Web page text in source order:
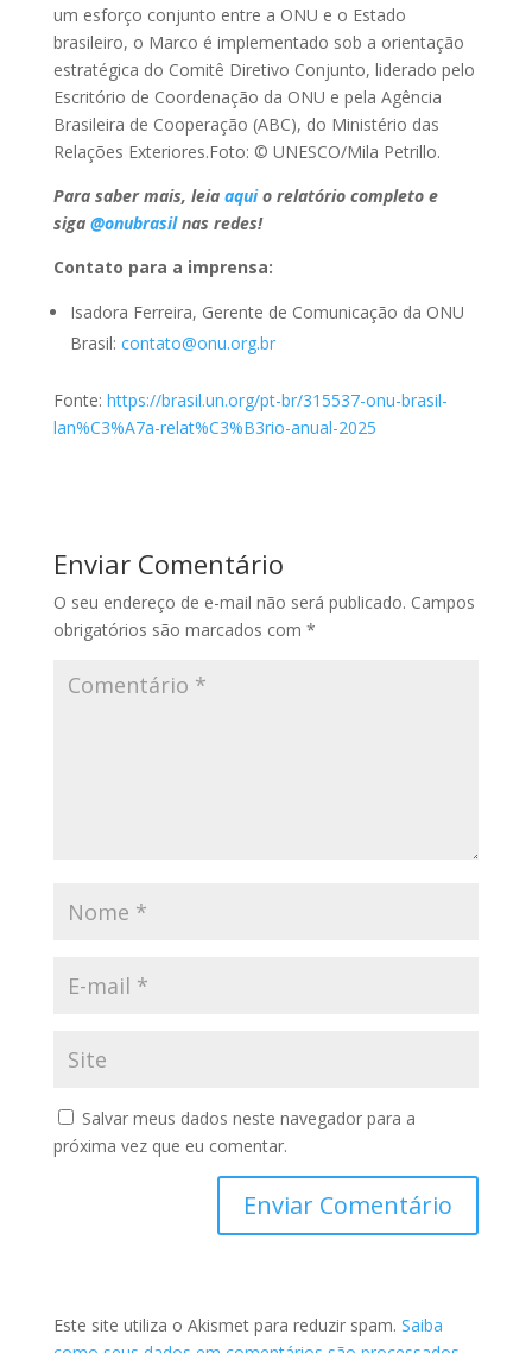
um esforço conjunto entre a ONU e o Estado
brasileiro, o Marco é implementado sob a orientação
estratégica do Comitê Diretivo Conjunto, liderado pelo
Escritório de Coordenação da ONU e pela Agência
Brasileira de Cooperação (ABC), do Ministério das
Relações Exteriores.Foto: © UNESCO/Mila Petrillo.
Para saber mais, leia aquio relatório completo e
siga @onubrasilnas redes!
Contato para a imprensa:
Isadora Ferreira, Gerente de Comunicação da ONU
Brasil: contato@onu.org.br
Fonte: https://brasil.un.org/pt-br/315537-onu-brasil-
lan%C3%A7a-relat%C3%B3rio-anual-2025
Enviar Comentário
O seu endereço de e-mail não será publicado. Campos
obrigatórios são marcados com *
Salvar meus dados neste navegador para a
próxima vez que eu comentar.
Este site utiliza o Akismet para reduzir spam. Saiba